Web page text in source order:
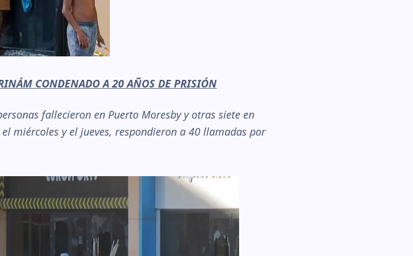
CONDENADO A 20 AÑOS DE PRISIÓN
fallecieron en Puerto Moresby y otras siete en
miércoles y el jueves, respondieron a 40 llamadas por